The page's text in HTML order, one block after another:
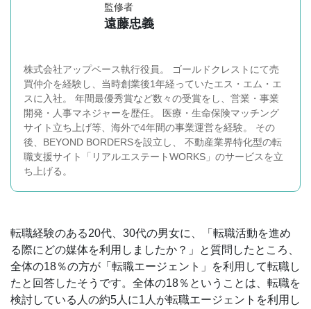
監修者
遠藤忠義
株式会社アップベース執行役員。 ゴールドクレストにて売
買仲介を経験し、当時創業後1年経っていたエス・エム・エ
スに入社。 年間最優秀賞など数々の受賞をし、営業・事業
開発・人事マネジャーを歴任。 医療・生命保険マッチング
サイト立ち上げ等、海外で4年間の事業運営を経験。 その
後、BEYOND BORDERSを設立し、 不動産業界特化型の転
職支援サイト「リアルエステートWORKS」のサービスを立
ち上げる。
転職経験のある20代、30代の男女に、「転職活動を進め
る際にどの媒体を利用しましたか？」と質問したところ、
全体の18％の方が「転職エージェント」を利用して転職し
たと回答したそうです。全体の18％ということは、転職を
検討している人の約5人に1人が転職エージェントを利用し